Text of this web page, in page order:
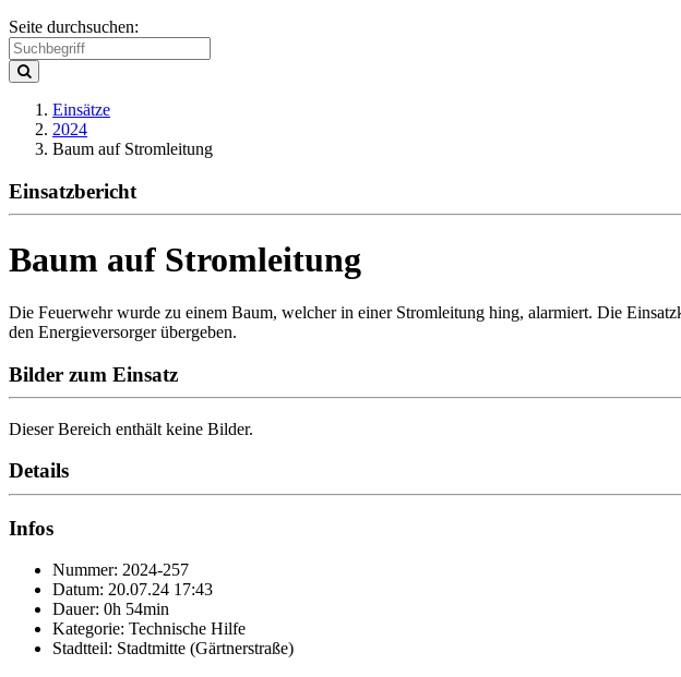
Seite durchsuchen:
Einsätze
2024
Baum auf Stromleitung
Einsatzbericht
Baum auf Stromleitung
Die Feuerwehr wurde zu einem Baum, welcher in einer Stromleitung hing, alarmiert. Die
den Energieversorger übergeben.
Bilder zum Einsatz
Dieser Bereich enthält keine Bilder.
Details
Infos
Nummer: 2024-257
Datum: 20.07.24 17:43
Dauer: 0h 54min
Kategorie: Technische Hilfe
Stadtteil: Stadtmitte (Gärtnerstraße)